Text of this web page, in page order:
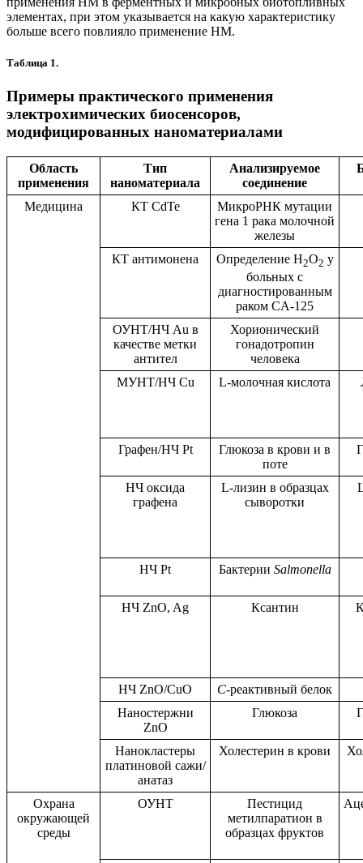
элементах, при этом указывается на какую характеристику
больше всего повлияло применение НМ.
Таблица 1.
Примеры практического применения
электрохимических биосенсоров,
модифицированных наноматериалами
Область
применения
Тип
наноматериала
Анализируемое
соединение
Медицина КТ CdTe
МикроРНК мутации
гена 1 рака молочной
железы
КТ антимонена
Определение H2O2 у
больных с
диагностированным
раком CA-125
ОУНТ/НЧ Au в
качестве метки
антител
Хорионический
гонадотропин
человека
МУНТ/НЧ Cu
L-молочная кислота
Графен/НЧ Pt
Глюкоза в крови и в
поте
НЧ оксида
графена
L-лизин в образцах
сыворотки
НЧ Pt Бактерии Salmonella
НЧ ZnO, Ag Ксантин
НЧ ZnO/CuO С-реактивный белок
Наностержни
ZnO
Глюкоза
Нанокластеры
платиновой сажи/
анатаз
Холестерин в крови
Охрана
окружающей
среды
ОУНТ
Пестицид
метилпаратион в
образцах фруктов